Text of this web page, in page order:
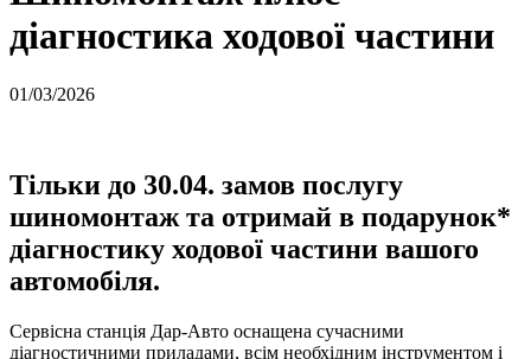
діагностика ходової частини
01/03/2026
Тільки до 30.04. замов послугу
шиномонтаж та отримай в подарунок*
діагностику ходової частини вашого
автомобіля.
Сервісна станція Дар-Авто оснащена сучасними
діагностичними приладами, всім необхідним інструментом і